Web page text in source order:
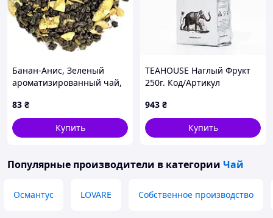
Банан-Анис, Зеленый
ароматизированный чай,
83 ₴
Купить
TEAHOUSE Наглый Фрукт
250г. Код/Артикул
943 ₴
Купить
Популярные производители в категории Чай
Османтус LOVARE Собственное производство